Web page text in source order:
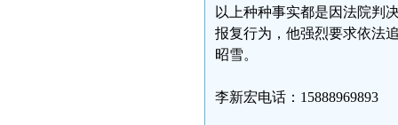
以上种种事实都是因法院判
报复行为，他强烈要求依法
昭雪。
李新宏电话：15888969893